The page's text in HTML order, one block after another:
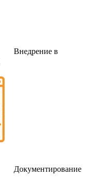
Внедрение в
Документирование